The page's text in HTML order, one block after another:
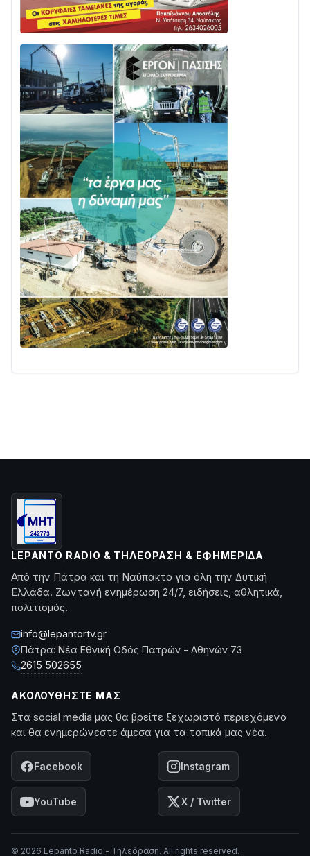
LEPANTO RADIO & ΤΗΛΕΌΡΑΣΗ & ΕΦΗΜΕΡΊΔΑ
Από την Πάτρα και τη Ναύπακτο για όλη την Δυτική
Ελλάδα. Ζωντανή ενημέρωση 24/7, ειδήσεις, αθλητικά,
πολιτισμός.
info@lepantortv.gr
Πάτρα: Νέα Εθνική Οδός Πατρών - Αθηνών 73
2615 502655
ΑΚΟΛΟΥΘΉΣΤΕ ΜΑΣ
Στα social media μας θα βρείτε ξεχωριστό περιεχόμενο
και θα ενημερώνεστε άμεσα για τα τοπικά μας νέα.
Facebook Instagram
YouTube X / Twitter
© 2026 Lepanto Radio - Τηλεόραση. All rights reserved.